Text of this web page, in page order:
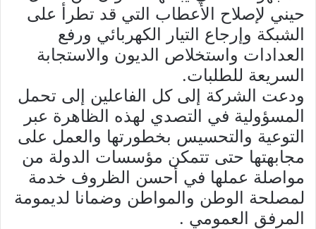
حيني لإصلاح الأعطاب التي قد تطرأ على
الشبكة وإرجاع التيار الكهربائي ورفع
العدادات واستخلاص الديون والاستجابة
السريعة للطلبات.
ودعت الشركة إلى كل الفاعلين إلى تحمل
المسؤولية في التصدي لهذه الظاهرة عبر
التوعية والتحسيس بخطورتها والعمل على
مجابهتها حتى تتمكن مؤسسات الدولة من
مواصلة عملها في أحسن الظروف خدمة
لمصلحة الوطن والمواطن وضمانا لديمومة
المرفق العمومي .